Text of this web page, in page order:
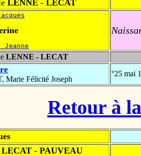
LENNE - LECAT
Jeanne
LENNE - LECAT
Marie Félicité Joseph
°25 mai
Retour à
- PAUVEAU